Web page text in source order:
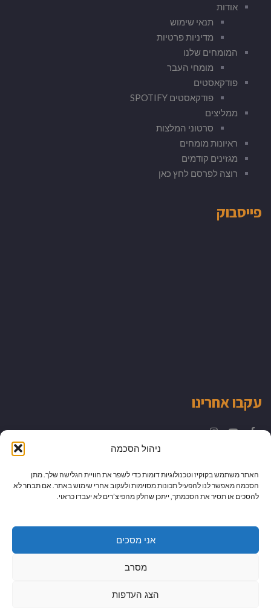
ניהול הסכמה
האתר משתמש בקוקיז וטכנולוגיות דומות כדי לשפר את חוויית הגלישה שלך. מתן
הסכמה מאפשר לנו להפעיל תכונות מסוימות ולעקוב אחרי שימוש באתר. אם תבחר לא
להסכים או תסיר את הסכמתך, ייתכן שחלק מהפיצ’רים לא יעבדו כראוי.
אני מסכים
מסרב
הצג העדפות
אודות
תנאי שימוש
מדיניות פרטיות
המומחים שלנו
מומחי העבר
פודקאסטים
פודקאסטים SPOTIFY
ממליצים
סרטוני המלצות
ראיונות מומחים
מגזינים קודמים
רוצה לפרסם לחץ כאן
פייסבוק
עקבו אחרינו